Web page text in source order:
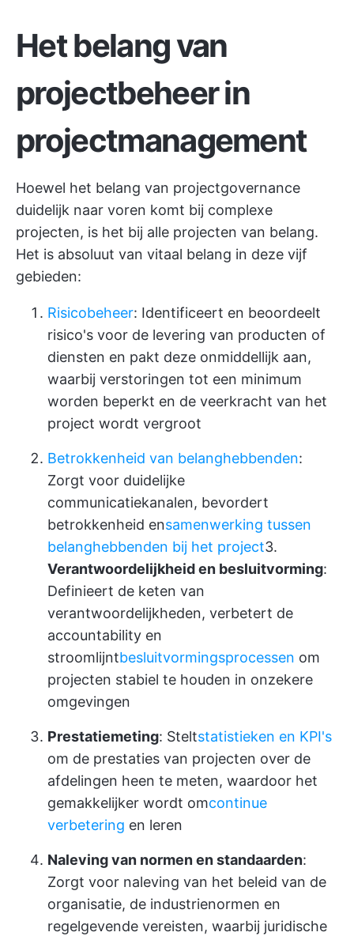
Het belang van
projectbeheer in
projectmanagement
Hoewel het belang van projectgovernance
duidelijk naar voren komt bij complexe
projecten, is het bij alle projecten van belang.
Het is absoluut van vitaal belang in deze vijf
gebieden:
Risicobeheer: Identificeert en beoordeelt
risico's voor de levering van producten of
diensten en pakt deze onmiddellijk aan,
waarbij verstoringen tot een minimum
worden beperkt en de veerkracht van het
project wordt vergroot
Betrokkenheid van belanghebbenden:
Zorgt voor duidelijke
communicatiekanalen, bevordert
betrokkenheid ensamenwerking tussen
belanghebbenden bij het project3.
Verantwoordelijkheid en besluitvorming:
Definieert de keten van
verantwoordelijkheden, verbetert de
accountability en
stroomlijntbesluitvormingsprocessen om
projecten stabiel te houden in onzekere
omgevingen
Prestatiemeting: Steltstatistieken en KPI's
om de prestaties van projecten over de
afdelingen heen te meten, waardoor het
gemakkelijker wordt omcontinue
verbetering en leren
Naleving van normen en standaarden:
Zorgt voor naleving van het beleid van de
organisatie, de industrienormen en
regelgevende vereisten, waarbij juridische